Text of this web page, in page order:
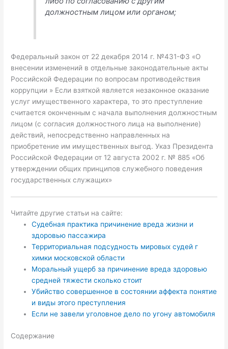
должностным лицом или органом;
Федеральный закон от 22 декабря 2014 г. №431-Ф3 «О
внесении изменений в отдельные законодательные акты
Российской Федерации по вопросам противодействия
коррупции » Если взяткой является незаконное оказание
услуг имущественного характера, то это преступление
считается оконченным с начала выполнения должностным
лицом (с согласия должностного лица на выполнение)
действий, непосредственно направленных на
приобретение им имущественных выгод. Указ Президента
Российской Федерации от 12 августа 2002 г. № 885 «Об
утверждении общих принципов служебного поведения
государственных служащих»
Читайте другие статьи на сайте:
Судебная практика причинение вреда жизни и
здоровью пассажира
Территориальная подсудность мировых судей г
химки московской области
Моральный ущерб за причинение вреда здоровью
средней тяжести сколько стоит
Убийство совершенное в состоянии аффекта понятие
и виды этого преступления
Если не завели уголовное дело по угону автомобиля
Содержание